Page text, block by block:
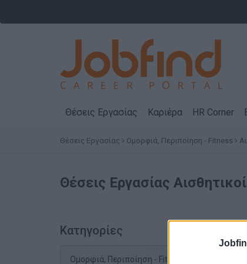
Θέσεις Εργασίας Καριέρα HR Corner
Θέσεις Εργασίας Ομορφιά, Περιποίηση - Fitness
Θέσεις Εργασίας
Κατηγορίες